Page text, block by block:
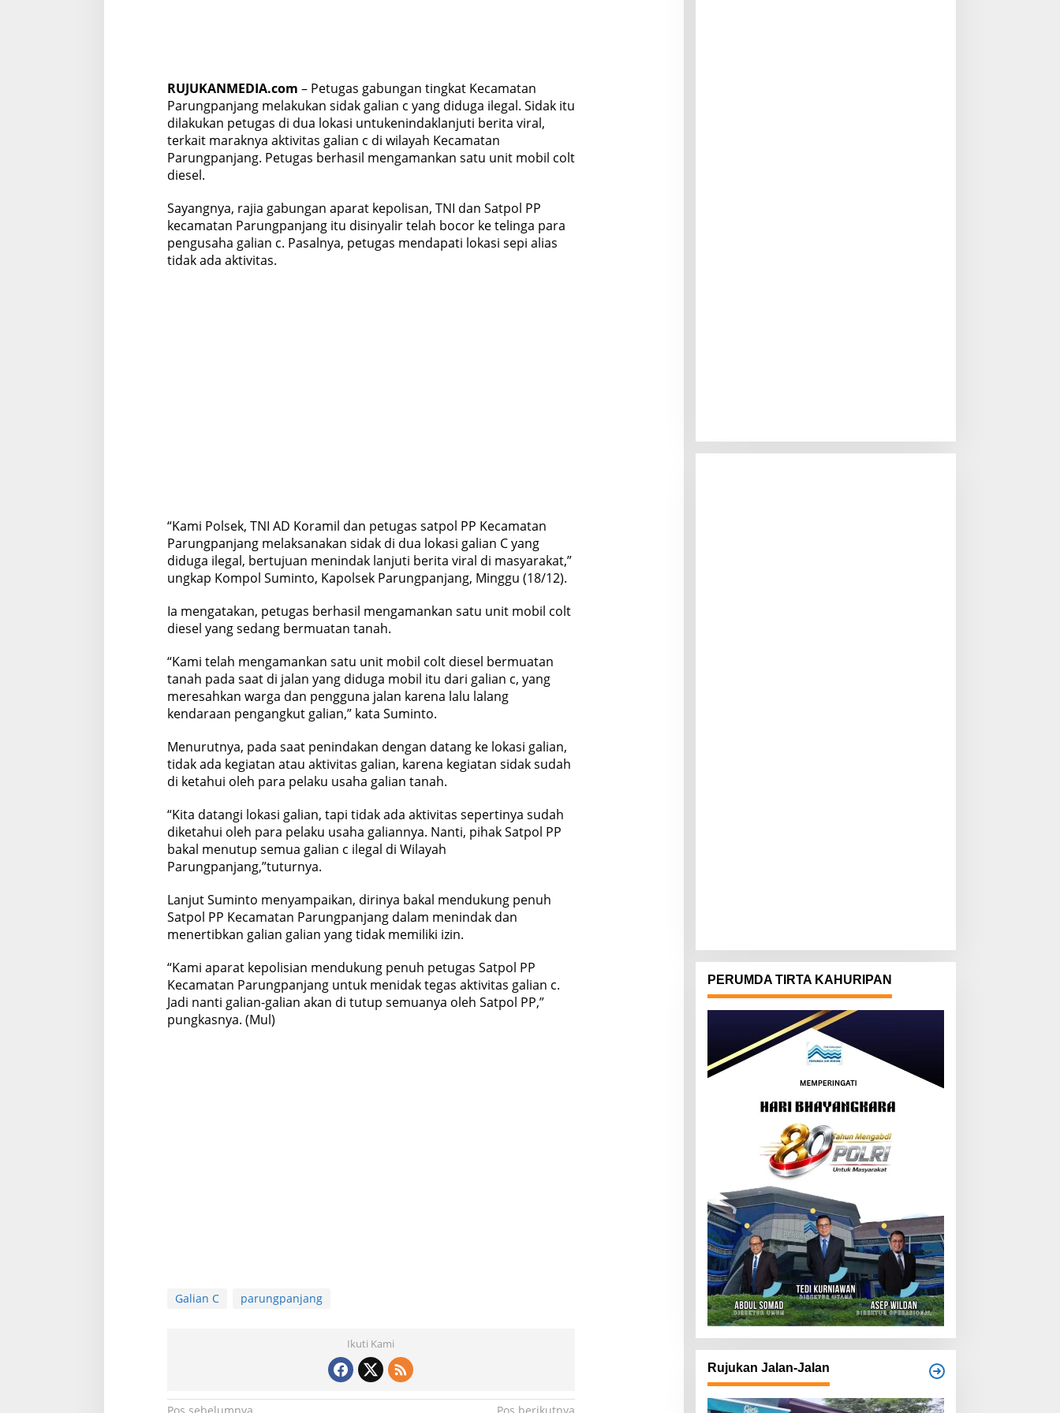
RUJUKANMEDIA.com – Petugas gabungan tingkat Kecamatan
Parungpanjang melakukan sidak galian c yang diduga ilegal. Sidak itu
dilakukan petugas di dua lokasi untukenindaklanjuti berita viral,
terkait maraknya aktivitas galian c di wilayah Kecamatan
Parungpanjang. Petugas berhasil mengamankan satu unit mobil colt
diesel.
Sayangnya, rajia gabungan aparat kepolisan, TNI dan Satpol PP
kecamatan Parungpanjang itu disinyalir telah bocor ke telinga para
pengusaha galian c. Pasalnya, petugas mendapati lokasi sepi alias
tidak ada aktivitas.
“Kami Polsek, TNI AD Koramil dan petugas satpol PP Kecamatan
Parungpanjang melaksanakan sidak di dua lokasi galian C yang
diduga ilegal, bertujuan menindak lanjuti berita viral di masyarakat,”
ungkap Kompol Suminto, Kapolsek Parungpanjang, Minggu (18/12).
Ia mengatakan, petugas berhasil mengamankan satu unit mobil colt
diesel yang sedang bermuatan tanah.
“Kami telah mengamankan satu unit mobil colt diesel bermuatan
tanah pada saat di jalan yang diduga mobil itu dari galian c, yang
meresahkan warga dan pengguna jalan karena lalu lalang
kendaraan pengangkut galian,” kata Suminto.
Menurutnya, pada saat penindakan dengan datang ke lokasi galian,
tidak ada kegiatan atau aktivitas galian, karena kegiatan sidak sudah
di ketahui oleh para pelaku usaha galian tanah.
“Kita datangi lokasi galian, tapi tidak ada aktivitas sepertinya sudah
diketahui oleh para pelaku usaha galiannya. Nanti, pihak Satpol PP
bakal menutup semua galian c ilegal di Wilayah
Parungpanjang,”tuturnya.
Lanjut Suminto menyampaikan, dirinya bakal mendukung penuh
Satpol PP Kecamatan Parungpanjang dalam menindak dan
menertibkan galian galian yang tidak memiliki izin.
“Kami aparat kepolisian mendukung penuh petugas Satpol PP
Kecamatan Parungpanjang untuk menidak tegas aktivitas galian c.
Jadi nanti galian-galian akan di tutup semuanya oleh Satpol PP,”
pungkasnya. (Mul)
Galian C parungpanjang
Ikuti Kami
PERUMDA TIRTA KAHURIPAN
Rujukan Jalan-Jalan